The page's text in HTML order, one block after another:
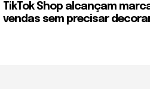
TikTok Shop alcançam
vendas sem precisar